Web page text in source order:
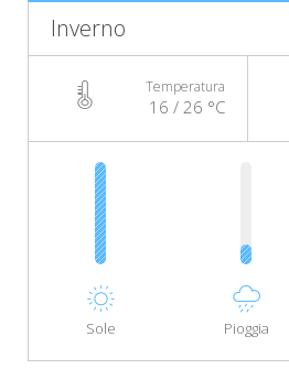
Inverno
Temperatura
16 / 26 °C
Sole Pioggia